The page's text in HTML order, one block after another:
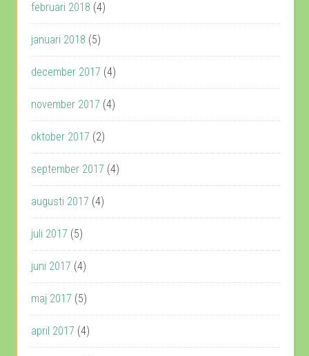
februari 2018 (4)
januari 2018 (5)
december 2017 (4)
november 2017 (4)
oktober 2017 (2)
september 2017 (4)
augusti 2017 (4)
juli 2017 (5)
juni 2017 (4)
maj 2017 (5)
april 2017 (4)